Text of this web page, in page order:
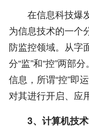
在信息科技爆发
为信息技术的一个
防监控领域。从字
分“监”和“控”两部
信息，所谓“控”即
对其进行开启、应
3、计算机技术